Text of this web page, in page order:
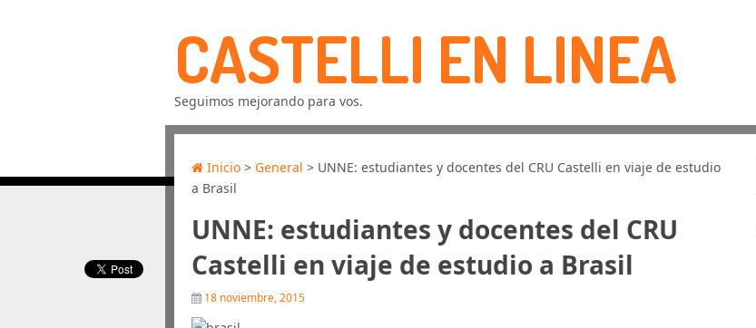
CASTELLI EN LINEA
Seguimos mejorando para vos.
Inicio > General > UNNE: estudiantes y docentes del CRU Castelli en viaje de estudio
a Brasil
UNNE: estudiantes y docentes del CRU
Castelli en viaje de estudio a Brasil
18 noviembre, 2015